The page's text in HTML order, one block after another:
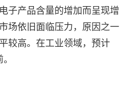
子产品含量的增加而呈现增
场依旧面临压力，原因之一
较高。在工业领域，预计